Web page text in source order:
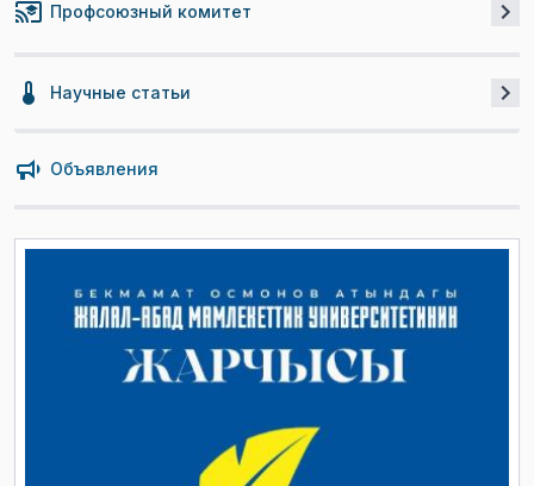
Профсоюзный комитет
Научные статьи
Объявления